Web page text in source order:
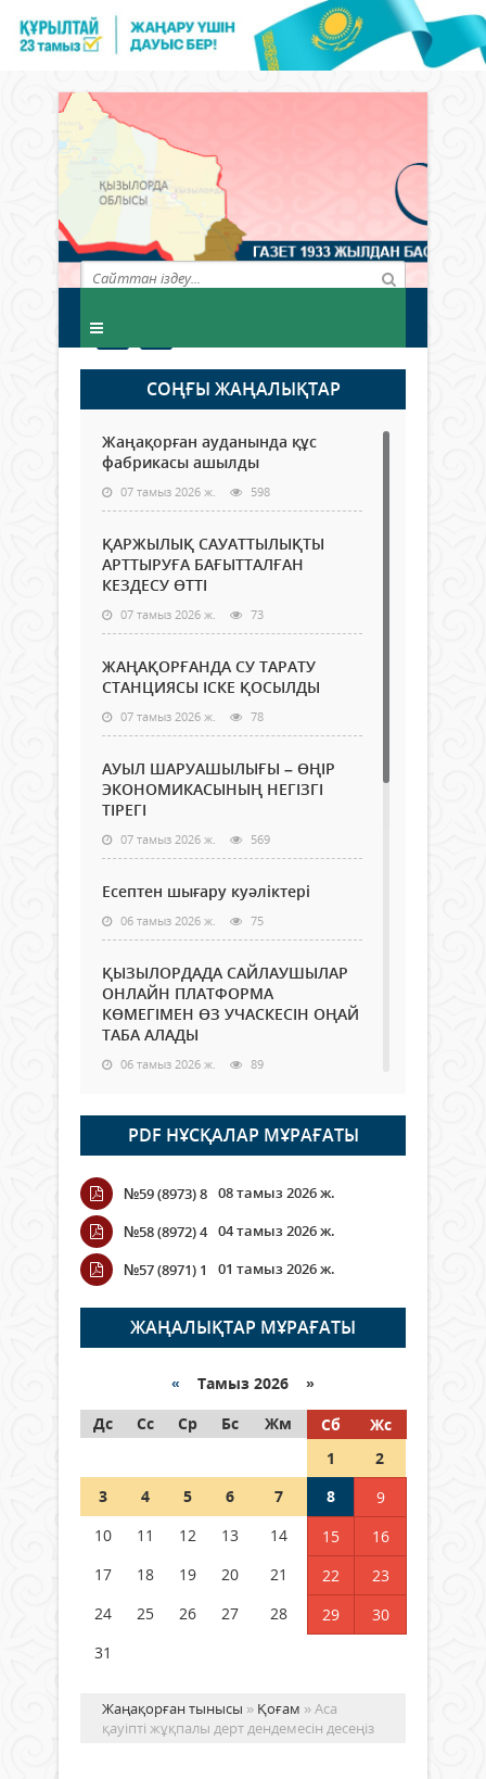
СОҢҒЫ ЖАҢАЛЫҚТАР
Жаңақорған ауданында құс
фабрикасы ашылды
07 тамыз 2026 ж. 598
ҚАРЖЫЛЫҚ САУАТТЫЛЫҚТЫ
АРТТЫРУҒА БАҒЫТТАЛҒАН
КЕЗДЕСУ ӨТТІ
07 тамыз 2026 ж. 73
ЖАҢАҚОРҒАНДА СУ ТАРАТУ
СТАНЦИЯСЫ ІСКЕ ҚОСЫЛДЫ
07 тамыз 2026 ж. 78
АУЫЛ ШАРУАШЫЛЫҒЫ – ӨҢІР
ЭКОНОМИКАСЫНЫҢ НЕГІЗГІ
ТІРЕГІ
07 тамыз 2026 ж. 569
Есептен шығару куәліктері
06 тамыз 2026 ж. 75
ҚЫЗЫЛОРДАДА САЙЛАУШЫЛАР
ОНЛАЙН ПЛАТФОРМА
КӨМЕГІМЕН ӨЗ УЧАСКЕСІН ОҢАЙ
ТАБА АЛАДЫ
06 тамыз 2026 ж. 89
Open Air: Қызылорда облысы
полиция департаменті 20
мыңнан астам көрерменнің
қауіпсіздігін қамтамасыз етті
06 тамыз 2026 ж.
Wi-Fi ҚАБЫРҒА АРҚЫЛЫ ҚАЛАЙ
ӨТЕДІ?
06 тамыз 2026 ж. 266
граждане Казахстана,
05 тамыз 2026 ж. 147
Шетелде жүрген Қазақстан
азаматтары қалай дауыс бере
PDF НҰСҚАЛАР МҰРАҒАТЫ
№59 (8973) 8 08 тамыз 2026 ж.
№58 (8972) 4 04 тамыз 2026 ж.
№57 (8971) 1
01 тамыз 2026 ж.
ЖАҢАЛЫҚТАР МҰРАҒАТЫ
« Тамыз 2026 »
Дс
Сс Ср Бс Жм Сб
Жс
1
2
3
4 5 6 7 8
9
10
11 12 13 14 15
16
17
18 19 20 21 22
23
24
25 26 27 28 29
30
31
Жаңақорған тынысы » Қоғам » Аса
қауіпті жұқпалы дерт дендемесін десеңіз